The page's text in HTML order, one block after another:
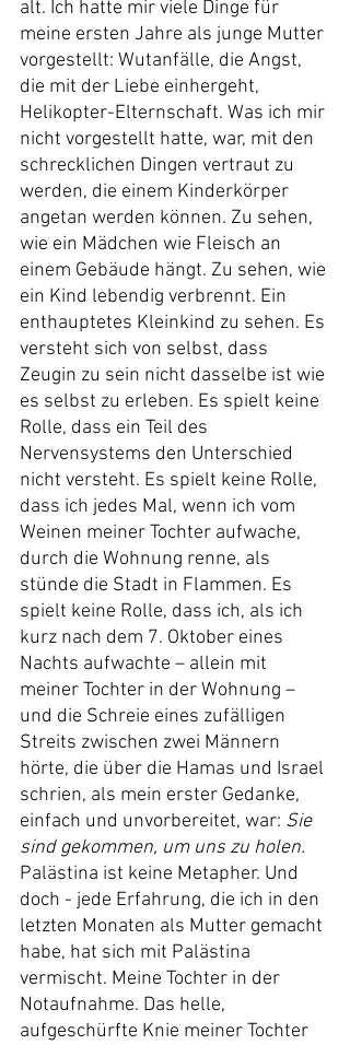
alt. Ich hatte mir viele Dinge für
meine ersten Jahre als junge Mutter
vorgestellt: Wutanfälle, die Angst,
die mit der Liebe einhergeht,
Helikopter-Elternschaft. Was ich mir
nicht vorgestellt hatte, war, mit den
schrecklichen Dingen vertraut zu
werden, die einem Kinderkörper
angetan werden können. Zu sehen,
wie ein Mädchen wie Fleisch an
einem Gebäude hängt. Zu sehen, wie
ein Kind lebendig verbrennt. Ein
enthauptetes Kleinkind zu sehen. Es
versteht sich von selbst, dass
Zeugin zu sein nicht dasselbe ist wie
es selbst zu erleben. Es spielt keine
Rolle, dass ein Teil des
Nervensystems den Unterschied
nicht versteht. Es spielt keine Rolle,
dass ich jedes Mal, wenn ich vom
Weinen meiner Tochter aufwache,
durch die Wohnung renne, als
stünde die Stadt in Flammen. Es
spielt keine Rolle, dass ich, als ich
kurz nach dem 7. Oktober eines
Nachts aufwachte – allein mit
meiner Tochter in der Wohnung –
und die Schreie eines zufälligen
Streits zwischen zwei Männern
hörte, die über die Hamas und Israel
schrien, als mein erster Gedanke,
einfach und unvorbereitet, war: Sie
sind gekommen, um uns zu holen.
Palästina ist keine Metapher. Und
doch - jede Erfahrung, die ich in den
letzten Monaten als Mutter gemacht
habe, hat sich mit Palästina
vermischt. Meine Tochter in der
Notaufnahme. Das helle,
aufgeschürfte Knie meiner Tochter